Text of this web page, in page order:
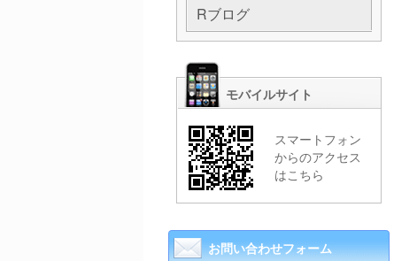
Rブログ
モバイルサイト
スマートフォン
からのアクセス
はこちら
お問い合わせフォーム